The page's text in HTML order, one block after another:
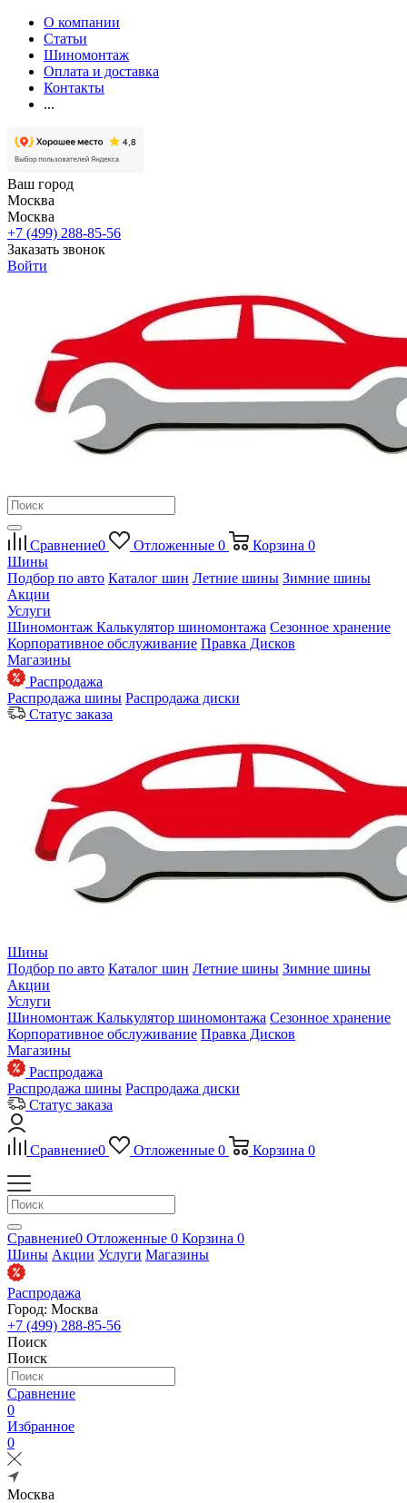
О компании
Статьи
Шиномонтаж
Оплата и доставка
Контакты
...
Ваш город
Москва
Москва
+7 (499) 288-85-56
Заказать звонок
Войти
Сравнение0 Отложенные 0 Корзина 0
Шины
Подбор по авто Каталог шин Летние шины Зимние шины
Акции
Услуги
Шиномонтаж Калькулятор шиномонтажа Сезонное хранение
Корпоративное обслуживание Правка Дисков
Магазины
Распродажа
Распродажа шины Распродажа диски
Статус заказа
Шины
Подбор по авто Каталог шин Летние шины Зимние шины
Акции
Услуги
Шиномонтаж Калькулятор шиномонтажа Сезонное хранение
Корпоративное обслуживание Правка Дисков
Магазины
Распродажа
Распродажа шины Распродажа диски
Статус заказа
Сравнение0 Отложенные 0 Корзина 0
Сравнение0 Отложенные 0 Корзина 0
Шины Акции Услуги Магазины
Распродажа
Город: Москва
+7 (499) 288-85-56
Поиск
Поиск
Сравнение
0
Избранное
0
Москва